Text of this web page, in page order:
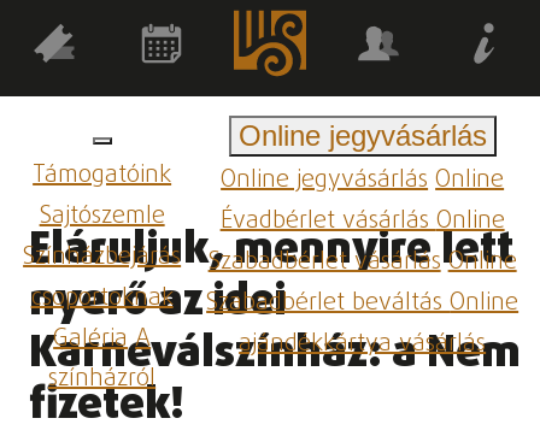
Támogatóink
Sajtószemle
Színházbejárás
csoportoknak
GalériaA
színházról
Online jegyvásárlás
Online jegyvásárlásOnline
Évadbérlet vásárlásOnline
Szabadbérlet vásárlásOnline
Szabadbérlet beváltásOnline
ajándékkártya vásárlás
Eláruljuk, mennyire lett
nyerő az idei
Karneválszínház: a Nem
fizetek!